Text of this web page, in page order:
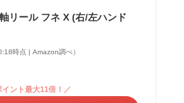
リール フネ X (右/左ハンド
時点 | Amazon調べ）
イント最大11倍！／